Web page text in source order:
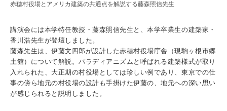
赤穂村役場とアメリカ建築の共通点を解説する藤森照信先生
講演会には本学特任教授・藤森照信先生と、本学卒業生の建築家・
香川浩先生が登壇しました。
藤森先生は、伊藤文四郎が設計した赤穂村役場庁舎（現駒ヶ根市郷
土館）について解説。パラディアニズムと呼ばれる建築様式が取り
入れられた、大正期の村役場としては珍しい例であり、東京での仕
事の傍ら地元の村役場の設計も手掛けた伊藤の、地元への深い思い
が感じられると説明しました。